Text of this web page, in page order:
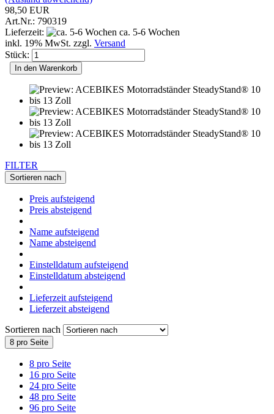
98,50 EUR
Art.Nr.: 790319
Lieferzeit:
ca. 5-6 Wochen
inkl. 19% MwSt. zzgl. Versand
Stück:
In den Warenkorb
FILTER
Sortieren nach
Preis aufsteigend
Preis absteigend
Name aufsteigend
Name absteigend
Einstelldatum aufsteigend
Einstelldatum absteigend
Lieferzeit aufsteigend
Lieferzeit absteigend
Sortieren nach
8 pro Seite
8 pro Seite
16 pro Seite
24 pro Seite
48 pro Seite
96 pro Seite